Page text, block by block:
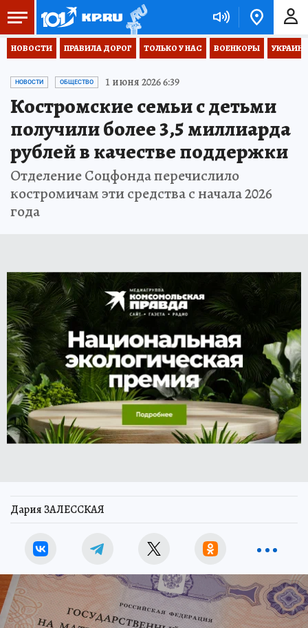
НОВОСТИ ПРАВИЛА ДОРОГ ТОЛЬКО У НАС ВОЕНКОРЫ
НОВОСТИ ОБЩЕСТВО 1 июня 2026 6:39
Костромские семьи с детьми
получили более 3,5 миллиарда
рублей в качестве поддержки
Отделение Соцфонда перечислило
костромичам эти средства с начала 2026
года
Дария ЗАЛЕССКАЯ